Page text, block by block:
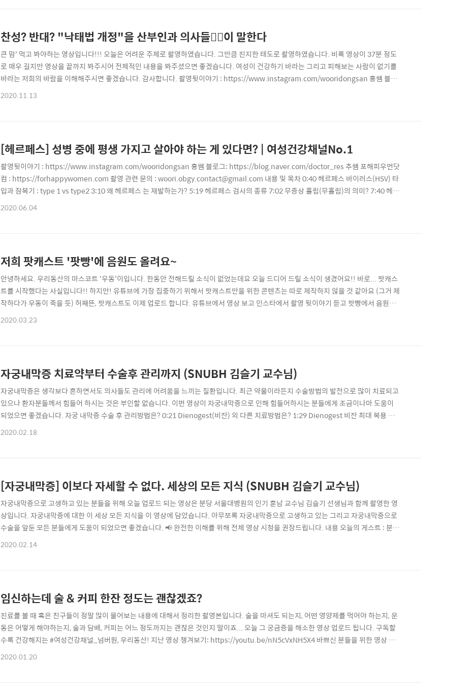
찬성? 반대? "낙태법 개정"을 산부인과 의사들👩‍⚕️이 말한다
큰 맘' 먹고 봐야하는 영상입니다!!! 오늘은 어려운 주제로 촬영하였습니다. 그만큼 진지한 태도로 촬영하였습니다. 비록 영상이 37분 정도
로 매우 길지만 영상을 끝까지 봐주시어 전체적인 내용을 봐주셨으면 좋겠습니다. 여성이 건강하기 바라는 그리고 피해보는 사람이 없기를
바라는 저희의 바람을 이해해주시면 좋겠습니다. 감사합니다. 촬영뒷이야기 : https://www.instagram.com/wooridongsan 홍쌤 블로
그: https://blog.naver.com/doctor_res 추쌤 인스타: https://www.instagram.com/forhappywomen_kr ※ 바쁘신 분들을 위한
2020.11.13
[헤르페스] 성병 중에 평생 가지고 살아야 하는 게 있다면? | 여성건강채널No.1
촬영뒷이야기 : https://www.instagram.com/wooridongsan 홍쌤 블로그: https://blog.naver.com/doctor_res 추쌤 포해피우먼닷
컴 : https://forhappywomen.com 촬영 관련 문의 : woori.obgy.contact@gmail.com 내용 및 목차 0:40 헤르페스 바이러스(HSV) 타
입과 잠복기 : type 1 vs type2 3:10 왜 헤르페스 는 재발하는가? 5:19 헤르페스 검사의 종류 7:02 무증상 흘림(무흘림)의 의미? 7:40 헤르
페스 감염자가 성관계할 때 주의할 점 8:51 헤르페스 치료방법은? 10:32 임산부의 헤르페스 치료? 13:20 오늘 영상의 핵심 ※ 알림 ※ 댓글
2020.06.04
저희 팟캐스트 '팟빵'에 음원도 올려요~
안녕하세요. 우리동산의 마스코트 '우동'이입니다. 한동안 전해드릴 소식이 없었는데요 오늘 드디어 드릴 소식이 생겼어요!! 바로... 팟캐스
트를 시작했다는 사실입니다!! 하지만! 유튜브에 가장 집중하기 위해서 팟캐스트만을 위한 콘텐츠는 따로 제작하지 않을 것 같아요 (그거 제
작하다가 우동이 죽을 듯) 허째뜬, 팟캐스트도 이제 업로드 합니다. 유튜브에서 영상 보고 인스타에서 촬영 뒷이야기 듣고 팟빵에서 음원으
로 복습하는 우리동산 앞으로도 더 다양한 방식으로 주민분들을 찾아가도록 노력할게요!! 우동이 올림🙇🏻‍♂️ 팟캐스트 우리동네 산부인과, 우
2020.03.23
자궁내막증 치료약부터 수술후 관리까지 (SNUBH 김슬기 교수님)
자궁내막증은 생각보다 흔하면서도 의사들도 관리에 어려움을 느끼는 질환입니다. 최근 약물이라든지 수술방법의 발전으로 많이 치료되고
있으나 환자분들께서 힘들어 하시는 것은 부인할 없습니다. 이번 영상이 자궁내막증으로 인해 힘들어하시는 분들에게 조금이나마 도움이
되었으면 좋겠습니다. 자궁 내막증 수술 후 관리방법은? 0:21 Dienogest(비잔) 외 다른 치료방법은? 1:29 Dienogest 비잔 최대 복용 가
능 기간은? 3:25 비잔을 처방할 때 환자들이 가장 많이 오해하는 것들 5:00 (유방암, 피임효과) 비잔이 임신에 미치는 영향은? 5:52 비잔과
2020.02.18
[자궁내막증] 이보다 자세할 수 없다. 세상의 모든 지식 (SNUBH 김슬기 교수님)
자궁내막증으로 고생하고 있는 분들을 위해 오늘 업로드 되는 영상은 분당 서울대병원의 인기 훈남 교수님 김슬기 선생님과 함께 촬영한 영
상입니다. 자궁내막증에 대한 이 세상 모든 지식을 이 영상에 담았습니다. 아무쪼록 자궁내막증으로 고생하고 있는 그리고 자궁내막증으로
수술을 앞둔 모든 분들에게 도움이 되었으면 좋겠습니다. 📢 완전한 이해를 위해 전체 영상 시청을 권장드립니다. 내용 오늘의 게스트 : 분당
서울대병원 산부인과 교수님 김슬기 선생님 소개 자궁내막증은 무엇인가요? 1:13 자궁내막증과 생리통의 관계는? 2:40 난소에 생긴 자궁
2020.02.14
임신하는데 술 & 커피 한잔 정도는 괜찮겠죠?
진료를 볼 때 혹은 친구들이 정말 많이 물어보는 내용에 대해서 정리한 촬영본입니다. 술을 마셔도 되는지, 어떤 영양제를 먹어야 하는지, 운
동은 어떻게 해야하는지, 술과 담배, 커피는 어느 정도까지는 괜찮은 것인지 말이죠... 오늘 그 궁금증을 해소한 영상 업로드 됩니다. 구독할
수록 건강해지는 #여성건강채널_넘버원, 우리동산! 지난 영상 챙겨보기: https://youtu.be/nN5cVxNH5X4 바쁘신 분들을 위한 영상 돋
보기🔍 임신에 대한 운동의 효과 0:28 건강한 임신을 위해 챙겨야 할 check list 0:41 코큐텐, 이노시톨, 아르기닌 중에서 가장 효과있는 약
2020.01.20